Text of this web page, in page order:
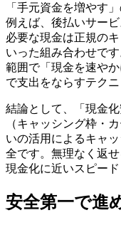
「手元資金を増やす
例えば、後払いサー
必要な現金は正規の
いった組み合わせで
範囲で「現金を速や
で支出をならすテク
結論として、「現金
（キャッシング枠・
いの活用によるキャ
全です。無理なく返
現金化に近いスピード
安全第一で進